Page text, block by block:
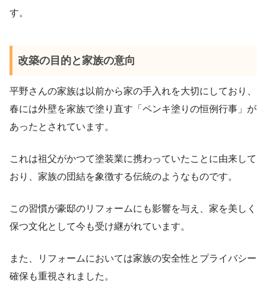
す。
改築の目的と家族の意向
平野さんの家族は以前から家の手入れを大切にしており、
春には外壁を家族で塗り直す「ペンキ塗りの恒例行事」が
あったとされています。
これは祖父がかつて塗装業に携わっていたことに由来して
おり、家族の団結を象徴する伝統のようなものです。
この習慣が豪邸のリフォームにも影響を与え、家を美しく
保つ文化として今も受け継がれています。
また、リフォームにおいては家族の安全性とプライバシー
確保も重視されました。